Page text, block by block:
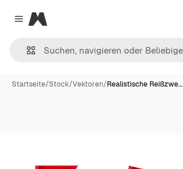
Close menu
Magnific
Startseite/Stock/Vektoren/Realistische Reißzwe…